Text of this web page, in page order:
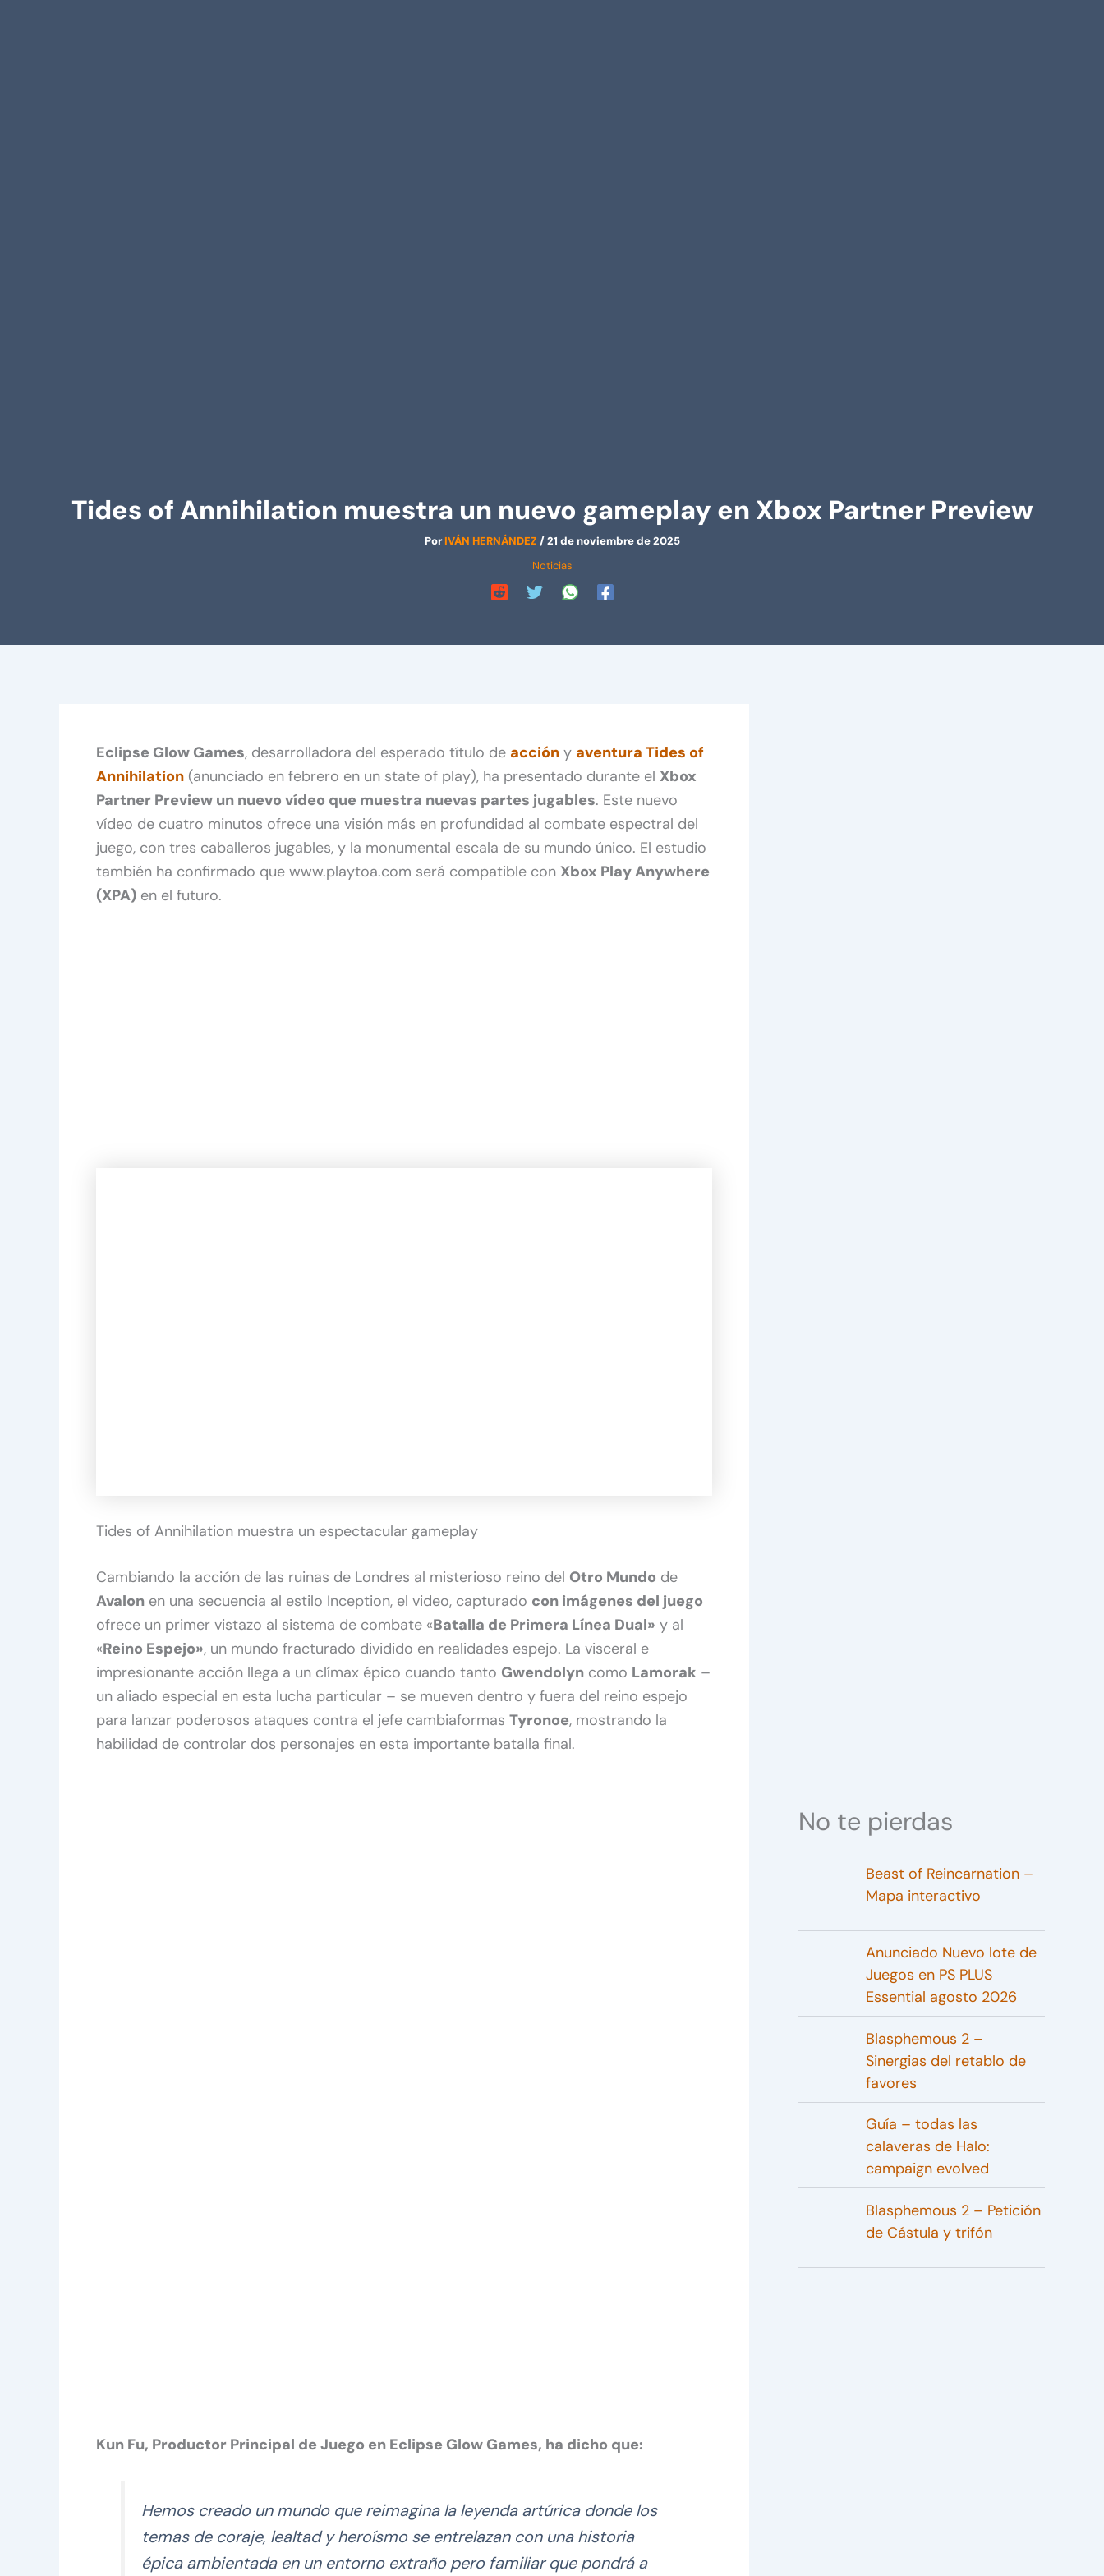
Tides of Annihilation muestra un nuevo gameplay en Xbox Partner Preview
PorIVÁN HERNÁNDEZ /21 de noviembre de 2025
Noticias
Eclipse Glow Games, desarrolladora del esperado título de acción y aventura Tides of
Annihilation (anunciado en febrero en un state of play), ha presentado durante el Xbox
Partner Preview un nuevo vídeo que muestra nuevas partes jugables. Este nuevo
vídeo de cuatro minutos ofrece una visión más en profundidad al combate espectral del
juego, con tres caballeros jugables, y la monumental escala de su mundo único. El estudio
también ha confirmado que www.playtoa.com será compatible con Xbox Play Anywhere
(XPA) en el futuro.
Tides of Annihilation muestra un espectacular gameplay
Cambiando la acción de las ruinas de Londres al misterioso reino del Otro Mundo de
Avalon en una secuencia al estilo Inception, el video, capturado con imágenes del juego
ofrece un primer vistazo al sistema de combate «Batalla de Primera Línea Dual» y al
«Reino Espejo», un mundo fracturado dividido en realidades espejo. La visceral e
impresionante acción llega a un clímax épico cuando tanto Gwendolyn como Lamorak –
un aliado especial en esta lucha particular – se mueven dentro y fuera del reino espejo
para lanzar poderosos ataques contra el jefe cambiaformas Tyronoe, mostrando la
habilidad de controlar dos personajes en esta importante batalla final.
Kun Fu, Productor Principal de Juego en Eclipse Glow Games, ha dicho que:
Hemos creado un mundo que reimagina la leyenda artúrica donde los
temas de coraje, lealtad y heroísmo se entrelazan con una historia
épica ambientada en un entorno extraño pero familiar que pondrá a
No te pierdas
Beast of Reincarnation –
Mapa interactivo
Anunciado Nuevo lote de
Juegos en PS PLUS
Essential agosto 2026
Blasphemous 2 –
Sinergias del retablo de
favores
Guía – todas las
calaveras de Halo:
campaign evolved
Blasphemous 2 – Petición
de Cástula y trifón